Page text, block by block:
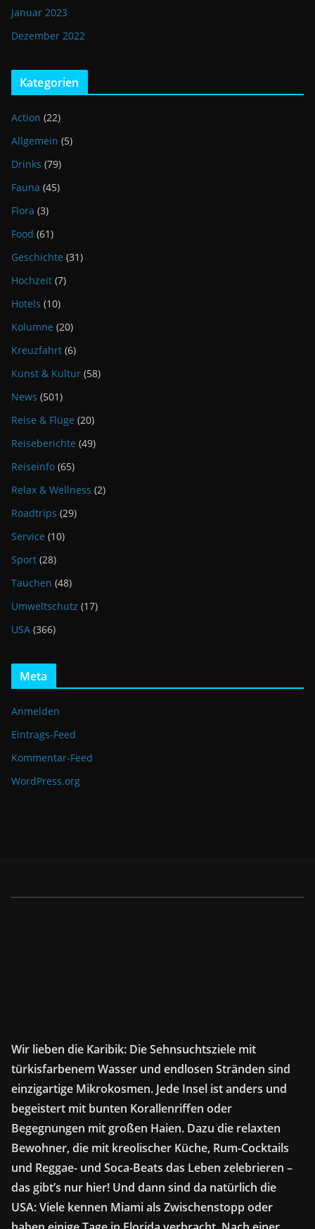
Januar 2023
Dezember 2022
Kategorien
Action (22)
Allgemein (5)
Drinks (79)
Fauna (45)
Flora (3)
Food (61)
Geschichte (31)
Hochzeit (7)
Hotels (10)
Kolumne (20)
Kreuzfahrt (6)
Kunst & Kultur (58)
News (501)
Reise & Flüge (20)
Reiseberichte (49)
Reiseinfo (65)
Relax & Wellness (2)
Roadtrips (29)
Service (10)
Sport (28)
Tauchen (48)
Umweltschutz (17)
USA (366)
Meta
Anmelden
Eintrags-Feed
Kommentar-Feed
WordPress.org
Wir lieben die Karibik: Die Sehnsuchtsziele mit
türkisfarbenem Wasser und endlosen Stränden sind
einzigartige Mikrokosmen. Jede Insel ist anders und
begeistert mit bunten Korallenriffen oder
Begegnungen mit großen Haien. Dazu die relaxten
Bewohner, die mit kreolischer Küche, Rum-Cocktails
und Reggae- und Soca-Beats das Leben zelebrieren –
das gibt’s nur hier! Und dann sind da natürlich die
USA: Viele kennen Miami als Zwischenstopp oder